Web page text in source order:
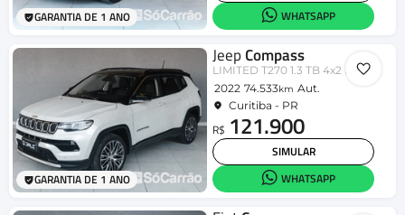
GARANTIA DE 1 ANO
WHATSAPP
GARANTIA DE 1 ANO
Jeep Compass
LIMITED T270 1.3 TB 4x2 Flex Aut
2022 74.533km Aut.
Curitiba - PR
R$ 121.900
SIMULAR
WHATSAPP